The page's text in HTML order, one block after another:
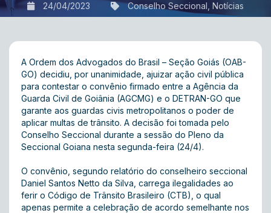
24/04/2023 Conselho Seccional Notícias
A Ordem dos Advogados do Brasil – Seção Goiás (OAB-
GO) decidiu, por unanimidade, ajuizar ação civil pública
para contestar o convênio firmado entre a Agência da
Guarda Civil de Goiânia (AGCMG) e o DETRAN-GO que
garante aos guardas civis metropolitanos o poder de
aplicar multas de trânsito. A decisão foi tomada pelo
Conselho Seccional durante a sessão do Pleno da
Seccional Goiana nesta segunda-feira (24/4).
O convênio, segundo relatório do conselheiro seccional
Daniel Santos Netto da Silva, carrega ilegalidades ao
ferir o Código de Trânsito Brasileiro (CTB), o qual
apenas permite a celebração de acordo semelhante nos